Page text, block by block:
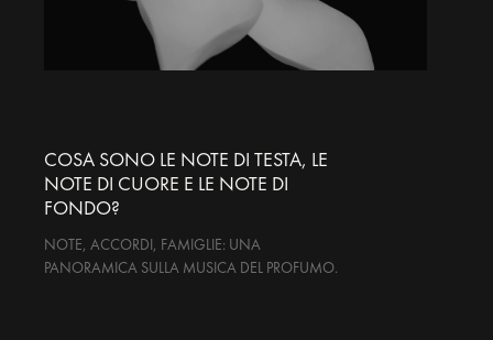
COSA SONO LE NOTE DI TESTA, LE
NOTE DI CUORE E LE NOTE DI
FONDO?
NOTE, ACCORDI, FAMIGLIE: UNA
PANORAMICA SULLA MUSICA DEL PROFUMO.